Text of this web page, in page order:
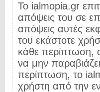
Το ialmopia.gr
απόψεις του σε
απόψεις αυτές
του εκάστοτε
κάθε περίπτωση,
να μην
περίπτωση, το
χρήστη από την